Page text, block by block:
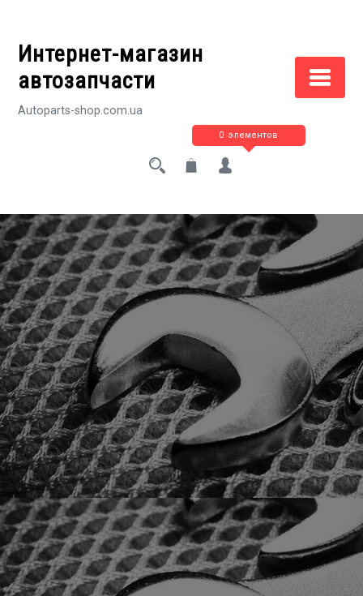
содержимому
Интернет-магазин
автозапчасти
Autoparts-shop.com.ua
0 элементов